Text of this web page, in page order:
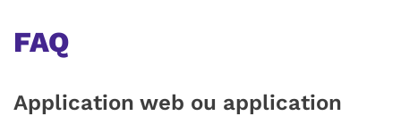
FAQ
Application web ou application